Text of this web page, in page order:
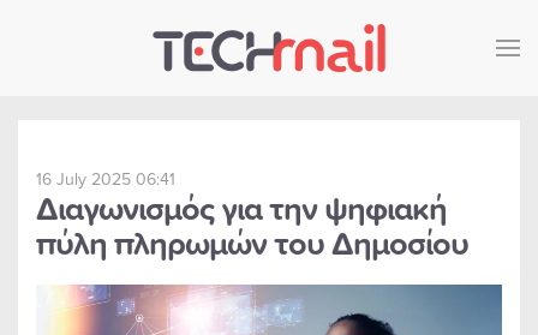
Skip to main content
16 July 2025 06:41
Διαγωνισμός για την ψηφιακή
πύλη πληρωμών του Δημοσίου